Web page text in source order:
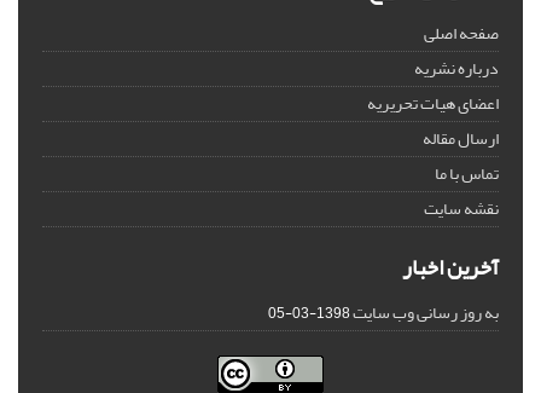
صفحه اصلی
درباره نشریه
اعضای هیات تحریریه
ارسال مقاله
تماس با ما
نقشه سایت
آخرین اخبار
به روز رسانی وب سایت1398-03-05